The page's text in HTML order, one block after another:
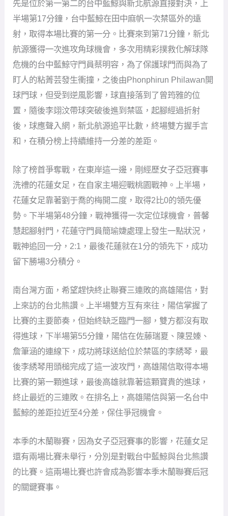
先是位於第一第二的台中藍鯨與新北航源直接對決，上
半場第17分鐘，台中藍鯨在田中麻帆一次禁區外的遠
射，取得本場比賽的第一分。比賽來到第71分鐘，新北
航源獲得一次進攻角球機會，多次用精彩撲救化解球隊
危機的台中藍鯨守門員蔡明容，為了保護球門而與為了
盯人的粘菁芸發生衝撞，之後由Phonphirun Philawan開
球門球，但受到逆風影響，球直接落到了曾筠雅的位
置，隨後李翊汶帶球突破後進到禁區，起腳經過折射
後，球應聲入網，新北航源追平比數，終場雙方握手言
和，在積分榜上持續維持一分差的差距。
除了榜首爭奪戰，在東岸這一邊，剛經歷女子亞冠賽事
洗禮的花蓮女足，在自家主場迎戰桃園戰神。上半場，
花蓮女足靠著劉于喬的梅開二度，取得2比0的領先優
勢。下半場第48分鐘，戰神獲得一次定位球機會，普馨
慧起腳射門，花蓮守門員簡瑜婕處理上發生一點狀況，
戰神追回一分，2:1，最後花蓮就在1分的領先下，成功
留下勝場3分積分。
南台灣方面，希望趕快終止聯賽三連敗的高雄陽信，對
上來訪的台北熊讚。上半場雙方互有來往，陽信掌握了
比賽的主要節奏，但始終缺乏臨門一腳，雙方都沒有取
得進球，下半場第55分鐘，陽信在佐藤瑞夏、陳昱嫀、
詹筆涵的連線下，成功將球送給位於禁區的李綉琴，最
後李綉琴用頭槌完成了這一波攻門，高雄陽信取得本場
比賽的第一顆進球，最後高雄就靠著這顆寶貴的進球，
終止最近的三連敗。在排名上，高雄陽信與第一名台中
藍鯨的差距拉近至4分差，保住爭冠機會。
本季的木蘭聯賽，因為女子亞冠賽事的影響，花蓮女足
還有兩場比賽未舉行，分別是對戰台中藍鯨與台北熊讚
的比賽。這兩場比賽也許會成為影響本季木蘭聯賽后冠
的關鍵賽事。